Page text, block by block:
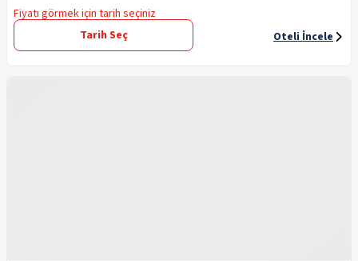
Fiyatı görmek için tarih seçiniz
Tarih Seç
Oteli İncele